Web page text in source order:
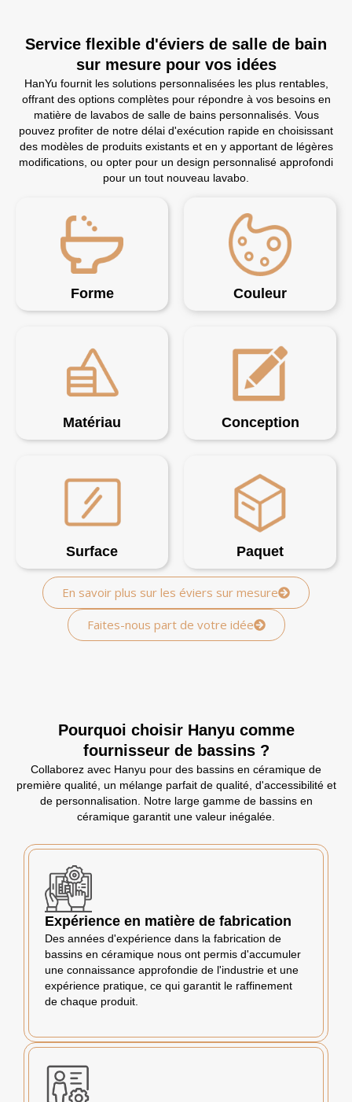
Service flexible d'éviers de salle de bain
sur mesure pour vos idées
HanYu fournit les solutions personnalisées les plus rentables,
offrant des options complètes pour répondre à vos besoins en
matière de lavabos de salle de bains personnalisés. Vous
pouvez profiter de notre délai d'exécution rapide en choisissant
des modèles de produits existants et en y apportant de légères
modifications, ou opter pour un design personnalisé approfondi
pour un tout nouveau lavabo.
Forme Couleur
Matériau Conception
Surface Paquet
En savoir plus sur les éviers sur mesure
Faites-nous part de votre idée
Pourquoi choisir Hanyu comme
fournisseur de bassins ?
Collaborez avec Hanyu pour des bassins en céramique de
première qualité, un mélange parfait de qualité, d'accessibilité et
de personnalisation. Notre large gamme de bassins en
céramique garantit une valeur inégalée.
Expérience en matière de fabrication
Des années d'expérience dans la fabrication de
bassins en céramique nous ont permis d'accumuler
une connaissance approfondie de l'industrie et une
expérience pratique, ce qui garantit le raffinement
de chaque produit.